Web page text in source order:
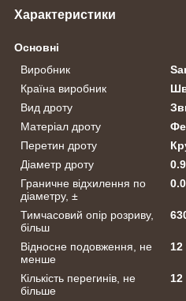
Характеристики
Основні
Виробник
Країна виробник
Вид дроту
Матеріал дроту
Перетин дроту
Діаметр дроту
Граничне відхилення по
діаметру, ±
Тимчасовий опір розриву,
більш
Відносне подовження, не
менше
12
Кількість перегинів, не
більше
12